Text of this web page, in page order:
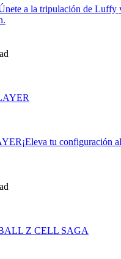
a la tripulación de Luffy
¡Eleva tu configuración